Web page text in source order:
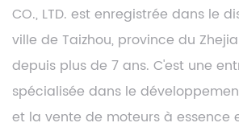
CO., LTD. est enregistrée dans le
ville de Taizhou, province du
depuis plus de 7 ans. C'est une
spécialisée dans le
et la vente de moteurs à essence